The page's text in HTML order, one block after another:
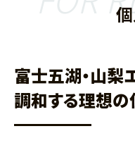
富士五湖・山梨
調和する理想の